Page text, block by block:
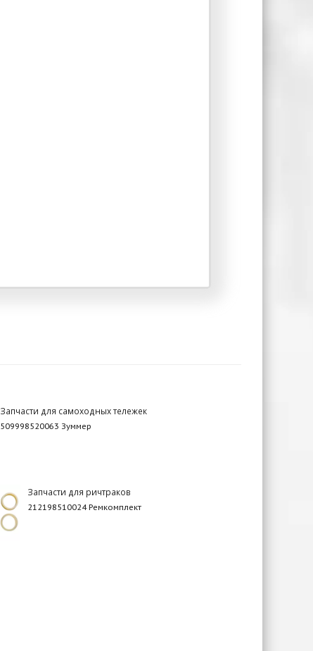
Запчасти для самоходных тележек
509998520063 Зуммер
Запчасти для ричтраков
212198510024 Ремкомплект